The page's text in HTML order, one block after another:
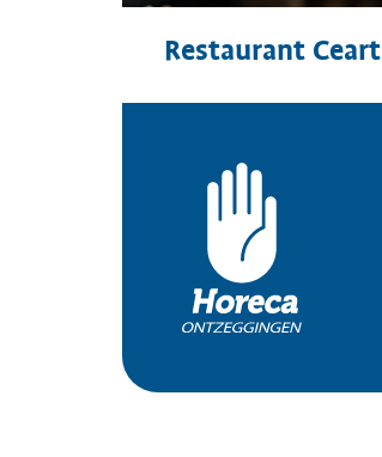
Restaurant Ceart